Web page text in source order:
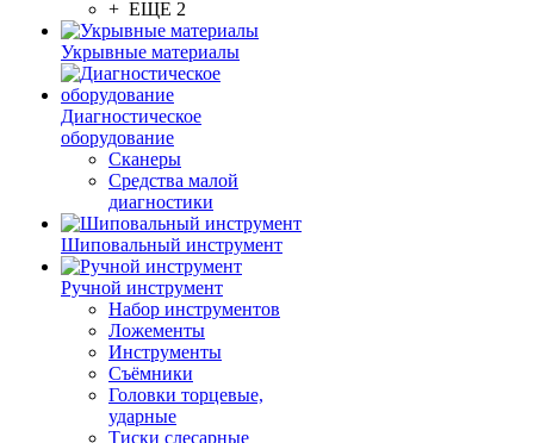
+ ЕЩЕ 2
Укрывные материалы
Диагностическое
оборудование
Сканеры
Средства малой
диагностики
Шиповальный инструмент
Ручной инструмент
Набор инструментов
Ложементы
Инструменты
Съёмники
Головки торцевые,
ударные
Тиски слесарные